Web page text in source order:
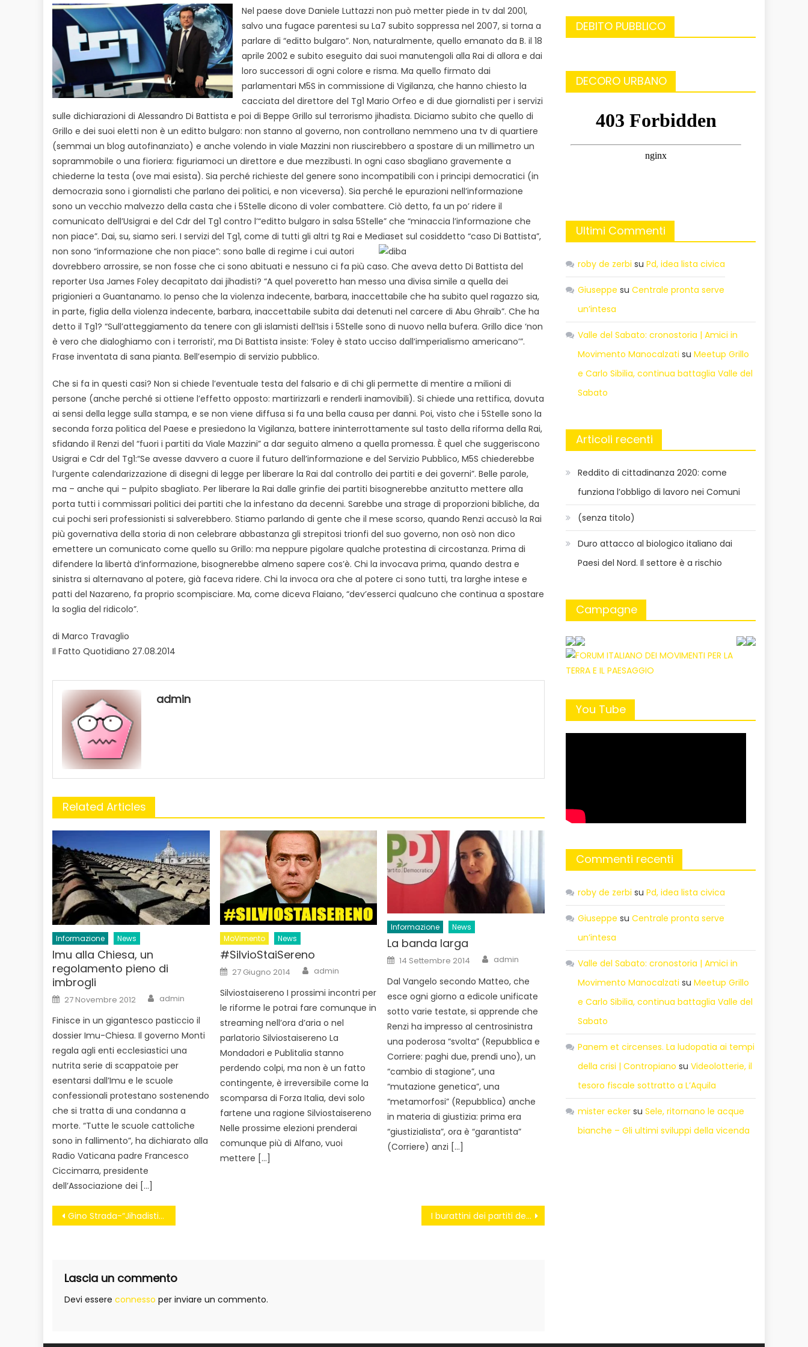
Nel paese dove Daniele Luttazzi non può metter piede in tv dal 2001,
salvo una fugace parentesi su La7 subito soppressa nel 2007, si torna a
parlare di “editto bulgaro”. Non, naturalmente, quello emanato da B. il 18
aprile 2002 e subito eseguito dai suoi manutengoli alla Rai di allora e dai
loro successori di ogni colore e risma. Ma quello firmato dai
parlamentari M5S in commissione di Vigilanza, che hanno chiesto la
cacciata del direttore del Tg1 Mario Orfeo e di due giornalisti per i servizi
sulle dichiarazioni di Alessandro Di Battista e poi di Beppe Grillo sul terrorismo jihadista. Diciamo subito che quello di
Grillo e dei suoi eletti non è un editto bulgaro: non stanno al governo, non controllano nemmeno una tv di quartiere
(semmai un blog autofinanziato) e anche volendo in viale Mazzini non riuscirebbero a spostare di un millimetro un
soprammobile o una fioriera: figuriamoci un direttore e due mezzibusti. In ogni caso sbagliano gravemente a
chiederne la testa (ove mai esista). Sia perché richieste del genere sono incompatibili con i principi democratici (in
democrazia sono i giornalisti che parlano dei politici, e non viceversa). Sia perché le epurazioni nell’informazione
sono un vecchio malvezzo della casta che i 5Stelle dicono di voler combattere. Ciò detto, fa un po’ ridere il
comunicato dell’Usigrai e del Cdr del Tg1 contro l’“editto bulgaro in salsa 5Stelle” che “minaccia l’informazione che
non piace”. Dai, su, siamo seri. I servizi del Tg1, come di tutti gli altri tg Rai e Mediaset sul cosiddetto “caso Di Battista”,
non sono “informazione che non piace”: sono balle di regime i cui autori
dovrebbero arrossire, se non fosse che ci sono abituati e nessuno ci fa più caso. Che aveva detto Di Battista del
reporter Usa James Foley decapitato dai jihadisti? “A quel poveretto han messo una divisa simile a quella dei
prigionieri a Guantanamo. Io penso che la violenza indecente, barbara, inaccettabile che ha subito quel ragazzo sia,
in parte, figlia della violenza indecente, barbara, inaccettabile subita dai detenuti nel carcere di Abu Ghraib”. Che ha
detto il Tg1? “Sull’atteggiamento da tenere con gli islamisti dell’Isis i 5Stelle sono di nuovo nella bufera. Grillo dice ‘non
è vero che dialoghiamo con i terroristi’, ma Di Battista insiste: ‘Foley è stato ucciso dall’imperialismo americano’”.
Frase inventata di sana pianta. Bell’esempio di servizio pubblico.
Che si fa in questi casi? Non si chiede l’eventuale testa del falsario e di chi gli permette di mentire a milioni di
persone (anche perché si ottiene l’effetto opposto: martirizzarli e renderli inamovibili). Si chiede una rettifica, dovuta
ai sensi della legge sulla stampa, e se non viene diffusa si fa una bella causa per danni. Poi, visto che i 5Stelle sono la
seconda forza politica del Paese e presiedono la Vigilanza, battere ininterrottamente sul tasto della riforma della Rai,
sfidando il Renzi del “fuori i partiti da Viale Mazzini” a dar seguito almeno a quella promessa. È quel che suggeriscono
Usigrai e Cdr del Tg1:“Se avesse davvero a cuore il futuro dell’informazione e del Servizio Pubblico, M5S chiederebbe
l’urgente calendarizzazione di disegni di legge per liberare la Rai dal controllo dei partiti e dei governi”. Belle parole,
ma – anche qui – pulpito sbagliato. Per liberare la Rai dalle grinfie dei partiti bisognerebbe anzitutto mettere alla
porta tutti i commissari politici dei partiti che la infestano da decenni. Sarebbe una strage di proporzioni bibliche, da
cui pochi seri professionisti si salverebbero. Stiamo parlando di gente che il mese scorso, quando Renzi accusò la Rai
più governativa della storia di non celebrare abbastanza gli strepitosi trionfi del suo governo, non osò non dico
emettere un comunicato come quello su Grillo: ma neppure pigolare qualche protestina di circostanza. Prima di
difendere la libertà d’informazione, bisognerebbe almeno sapere cos’è. Chi la invocava prima, quando destra e
sinistra si alternavano al potere, già faceva ridere. Chi la invoca ora che al potere ci sono tutti, tra larghe intese e
patti del Nazareno, fa proprio scompisciare. Ma, come diceva Flaiano, “dev’esserci qualcuno che continua a spostare
la soglia del ridicolo”.
di Marco Travaglio
Il Fatto Quotidiano 27.08.2014
admin
Related Articles
Informazione News
Imu alla Chiesa, un
regolamento pieno di
imbrogli
Posted
on
27 Novembre 2012 Author
admin
Finisce in un gigantesco pasticcio il
dossier Imu-Chiesa. Il governo Monti
regala agli enti ecclesiastici una
nutrita serie di scappatoie per
esentarsi dall’Imu e le scuole
confessionali protestano sostenendo
che si tratta di una condanna a
morte. “Tutte le scuole cattoliche
sono in fallimento”, ha dichiarato alla
Radio Vaticana padre Francesco
Ciccimarra, presidente
dell’Associazione dei […]
MoVimento News
#SilvioStaiSereno
Posted
on
27 Giugno 2014 Author
admin
Silviostaisereno I prossimi incontri per
le riforme le potrai fare comunque in
streaming nell’ora d’aria o nel
parlatorio Silviostaisereno La
Mondadori e Publitalia stanno
perdendo colpi, ma non è un fatto
contingente, è irreversibile come la
scomparsa di Forza Italia, devi solo
fartene una ragione Silviostaisereno
Nelle prossime elezioni prenderai
comunque più di Alfano, vuoi
mettere […]
Informazione News
La banda larga
Posted
on
14 Settembre 2014 Author
admin
Dal Vangelo secondo Matteo, che
esce ogni giorno a edicole unificate
sotto varie testate, si apprende che
Renzi ha impresso al centrosinistra
una poderosa “svolta” (Repubblica e
Corriere: paghi due, prendi uno), un
“cambio di stagione”, una
“mutazione genetica”, una
“metamorfosi” (Repubblica) anche
in materia di giustizia: prima era
“giustizialista”, ora è “garantista”
(Corriere) anzi […]
Navigazione
Gino Strada-“Jihadisti sanguinari, ma sono anche il prodotto della politica delle armi” I burattini dei partiti della RAI
Lascia un commento
Devi essere connesso per inviare un commento.
DEBITO PUBBLICO
DECORO URBANO
Ultimi Commenti
roby de zerbi suPd, idea lista civica
Giuseppe suCentrale pronta serve
un’intesa
Valle del Sabato: cronostoria | Amici in
Movimento Manocalzati suMeetup Grillo
e Carlo Sibilia, continua battaglia Valle del
Sabato
Articoli recenti
Reddito di cittadinanza 2020: come
funziona l’obbligo di lavoro nei Comuni
(senza titolo)
Duro attacco al biologico italiano dai
Paesi del Nord. Il settore è a rischio
Campagne
You Tube
Commenti recenti
roby de zerbi suPd, idea lista civica
Giuseppe suCentrale pronta serve
un’intesa
Valle del Sabato: cronostoria | Amici in
Movimento Manocalzati suMeetup Grillo
e Carlo Sibilia, continua battaglia Valle del
Sabato
Panem et circenses. La ludopatia ai tempi
della crisi | Contropiano suVideolotterie, il
tesoro fiscale sottratto a L’Aquila
mister ecker suSele, ritornano le acque
bianche – Gli ultimi sviluppi della vicenda